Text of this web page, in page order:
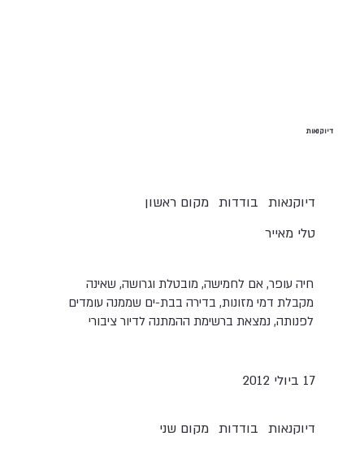
דיוקנאות
מקום ראשון בודדות דיוקנאות
טלי מאייר
חיה עופר, אם לחמישה, מובטלת וגרושה, שאינה
מקבלת דמי מזונות, בדירה בבת-ים שממנה עומדים
לפנותה, נמצאת ברשימת ההמתנה לדיור ציבורי
17 ביולי 2012
מקום שני בודדות דיוקנאות